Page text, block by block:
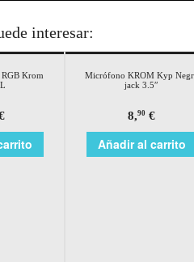
interesar:
RGB Krom
Micrófono KROM Kyp
jack 3.5″
8,90 €
Añadir al carrito